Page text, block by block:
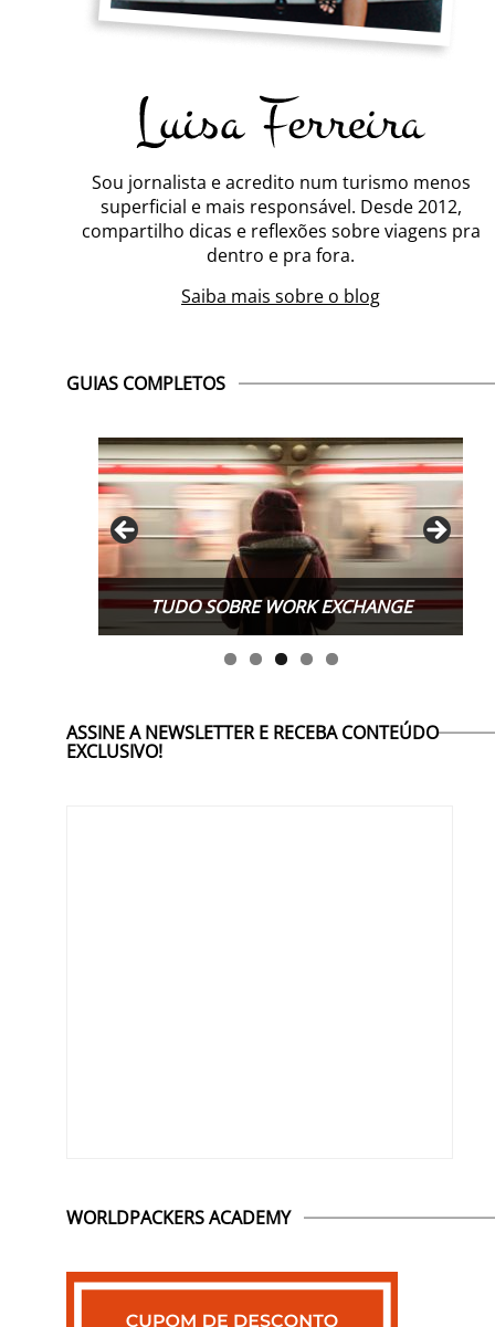
Sou jornalista e acredito num turismo menos
superficial e mais responsável. Desde 2012,
compartilho dicas e reflexões sobre viagens pra
dentro e pra fora.
Saiba mais sobre o blog
GUIAS COMPLETOS
TUDO SOBRE WORK EXCHANGE
ASSINE A NEWSLETTER E RECEBA CONTEÚDO
EXCLUSIVO!
WORLDPACKERS ACADEMY